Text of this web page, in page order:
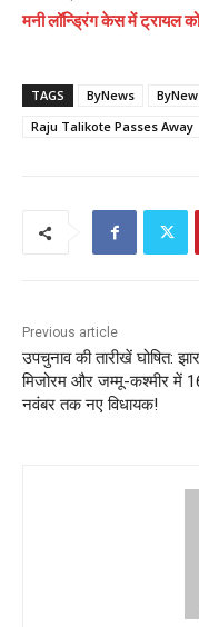
मनी लॉन्ड्रिंग केस में ट्रायल
TAGS ByNews
Raju Talikote Passes Away
Previous article
उपचुनाव की तारीखें घोषित:
मिजोरम और जम्मू-कश्मीर में
नवंबर तक नए विधायक!